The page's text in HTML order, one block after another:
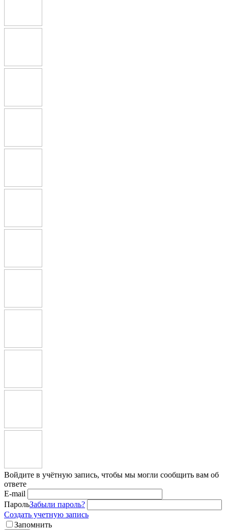
Войдите в учётную запись, чтобы мы могли сообщить вам об
ответе
E-mail
ПарольЗабыли пароль?
Создать учетную запись
Запомнить